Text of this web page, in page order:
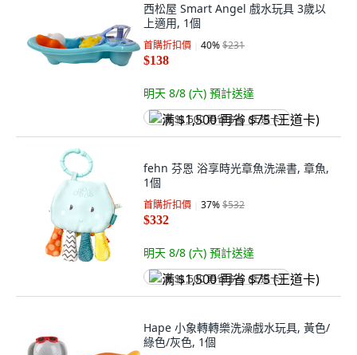
西松屋 Smart Angel 戲水玩具 3歲以
上適用, 1個
首購折扣價 40%$231
$138
明天 8/8 (六) 預計送達
满 $1,500 再省 $75 (王道卡)
fehn 芬恩 浴享時光章魚洗澡書, 章魚,
1個
首購折扣價 37%$532
$332
明天 8/8 (六) 預計送達
满 $1,500 再省 $75 (王道卡)
Hape 小象轉轉樂洗澡戲水玩具, 黃色/
綠色/灰色, 1個